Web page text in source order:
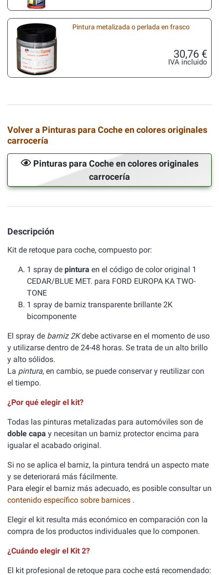
Pintura metalizada o perlada en frasco
30,76 €
IVA incluido
Volver a Pinturas para Coche en colores originales
carrocería
Pinturas para Coche en colores originales
carrocería
Descripción
Kit de retoque para coche, compuesto por:
1 spray de pintura en el código de color original 1
CEDAR/BLUE MET. para FORD EUROPA KA TWO-
TONE
1 spray de barniz transparente brillante 2K
bicomponente
El spray de barniz 2Kdebe activarse en el momento de uso
y utilizarse dentro de 24-48 horas. Se trata de un alto brillo
y alto sólidos.
La pintura, en cambio, se puede conservar y reutilizar con
el tiempo.
¿Por qué elegir el kit?
Todas las pinturas metalizadas para automóviles son de
doble capa y necesitan un barniz protector encima para
igualar el acabado original.
Si no se aplica el barniz, la pintura tendrá un aspecto mate
y se deteriorará más fácilmente.
Para elegir el barniz más adecuado, es posible consultar un
contenido específico sobre barnices .
Elegir el kit resulta más económico en comparación con la
compra de los productos individuales que lo componen.
¿Cuándo elegir el Kit 2?
El kit profesional de retoque para coche está recomendado: